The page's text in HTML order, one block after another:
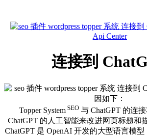
Api Center
连接到
Topper System SEO与 ChatGPT 的连
ChatGPT 的人工智能来改进网页标题和
ChatGPT 是 OpenAI 开发的大型语言模